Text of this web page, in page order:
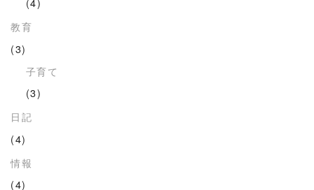
教育
(3)
子育て
(3)
日記
(4)
情報
(4)